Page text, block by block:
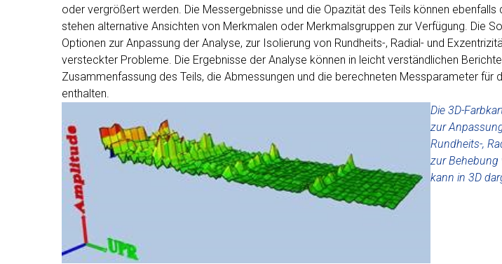
oder vergrößert werden. Die Messergebnisse und die Opazität des Teils können ebenfalls
stehen alternative Ansichten von Merkmalen oder Merkmalsgruppen zur Verfügung. Die
Optionen zur Anpassung der Analyse, zur Isolierung von Rundheits-, Radial- und
versteckter Probleme. Die Ergebnisse der Analyse können in leicht verständlichen
Zusammenfassung des Teils, die Abmessungen und die berechneten Messparameter für
enthalten.
Die 3D-
zur
Rundheits-,
zur Behebung
kann in 3D